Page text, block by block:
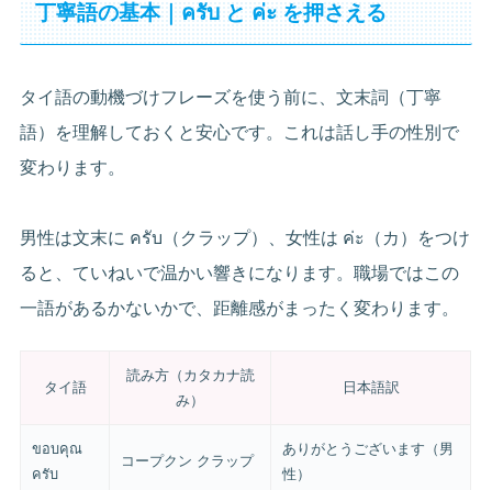
丁寧語の基本｜ครับ と ค่ะ を押さえる
タイ語の動機づけフレーズを使う前に、文末詞（丁寧
語）を理解しておくと安心です。これは話し手の性別で
変わります。
男性は文末に ครับ（クラップ）、女性は ค่ะ（カ）をつけ
ると、ていねいで温かい響きになります。職場ではこの
一語があるかないかで、距離感がまったく変わります。
タイ語
読み方（カタカナ読
み）
日本語訳
ขอบคุณ
ครับ
コープクン クラップ
ありがとうございます（男
性）